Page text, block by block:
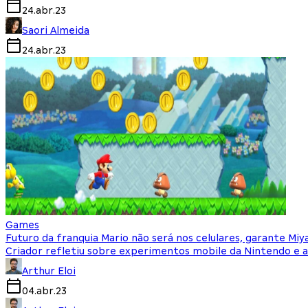
24.abr.23
Saori Almeida
24.abr.23
Games
Futuro da franquia Mario não será nos celulares, garante
Criador refletiu sobre experimentos mobile da Nintendo e
Arthur Eloi
04.abr.23